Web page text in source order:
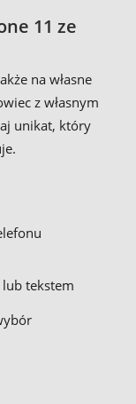
11 ze
na własne
z własnym
unikat, który
tekstem